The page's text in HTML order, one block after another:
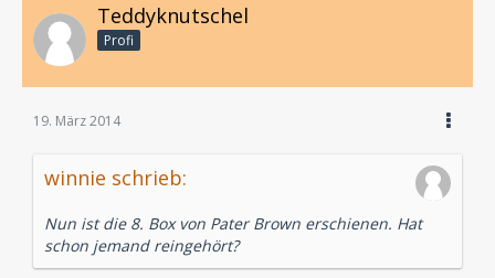
Teddyknutschel
Profi
19. März 2014
winnie schrieb:
Nun ist die 8. Box von Pater Brown erschienen. Hat
schon jemand reingehört?